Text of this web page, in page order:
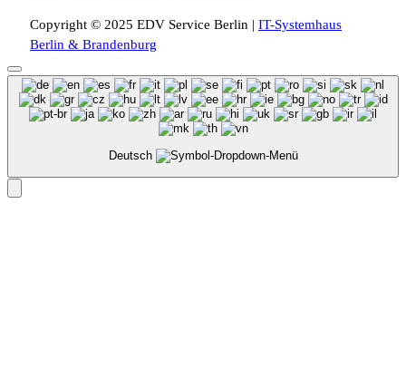
Copyright © 2025 EDV Service Berlin | IT-Systemhaus
Berlin & Brandenburg
Deutsch